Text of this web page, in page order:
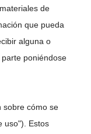
de
que pueda
alguna o
poniéndose
sobre cómo se
uso"). Estos